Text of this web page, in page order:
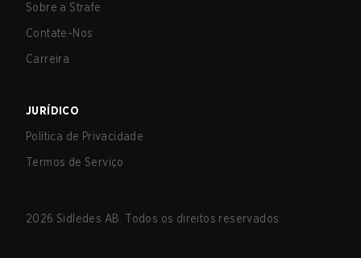
Sobre a Strafe
Contate-Nos
Carreira
JURÍDICO
Política de Privacidade
Termos de Serviço
2026 Sidledes AB. Todos os direitos reservados.